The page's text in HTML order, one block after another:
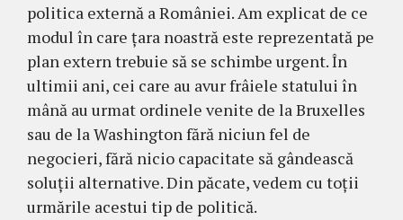
politica externă a României. Am explicat de ce
modul în care țara noastră este reprezentată pe
plan extern trebuie să se schimbe urgent. În
ultimii ani, cei care au avur frâiele statului în
mână au urmat ordinele venite de la Bruxelles
sau de la Washington fără niciun fel de
negocieri, fără nicio capacitate să gândească
soluții alternative. Din păcate, vedem cu toții
urmările acestui tip de politică.